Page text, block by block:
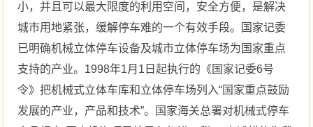
小，并且可以最大限度的利用空间，安全方便，是解决
城市用地紧张，缓解停车难的一个有效手段。国家记委
已明确机械立体停车设备及城市立体停车场为国家重点
支持的产业。1998年1月1日起执行的《国家记委6号
令》把机械式立体车库和立体停车场列入“国家重点鼓励
发展的产业，产品和技术”。国家海关总署对机械式停车